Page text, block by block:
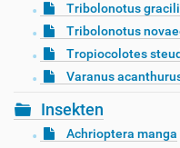
Tribolonotus
Tribolonotus
Tropiocolotes
Varanus
Insekten
Achrioptera manga